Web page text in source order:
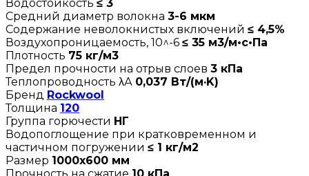
Водостойкость ≤ 3
Средний диаметр волокна 3-6 мкм
Содержание неволокнистых включений ≤ 4,5%
Воздухопроницаемость, 10^-6 ≤ 35 м3/м•с•Па
Плотность 75 кг/м3
Предел прочности на отрыв слоев 3 кПа
Теплопроводность λА 0,037 Вт/(м·K)
Бренд Rockwool
Толщина 120
Группа горючести НГ
Водопоглощение при кратковременном и
частичном погружении ≤ 1 кг/м2
Размер 1000х600 мм